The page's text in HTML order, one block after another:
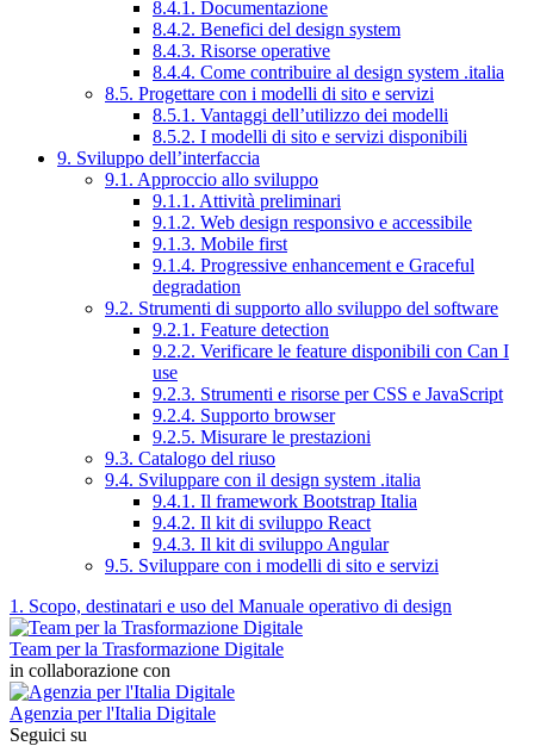
8.4.1. Documentazione
8.4.2. Benefici del design system
8.4.3. Risorse operative
8.4.4. Come contribuire al design system .italia
8.5. Progettare con i modelli di sito e servizi
8.5.1. Vantaggi dell’utilizzo dei modelli
8.5.2. I modelli di sito e servizi disponibili
9. Sviluppo dell’interfaccia
9.1. Approccio allo sviluppo
9.1.1. Attività preliminari
9.1.2. Web design responsivo e accessibile
9.1.3. Mobile first
9.1.4. Progressive enhancement e Graceful
degradation
9.2. Strumenti di supporto allo sviluppo del software
9.2.1. Feature detection
9.2.2. Verificare le feature disponibili con Can I
use
9.2.3. Strumenti e risorse per CSS e JavaScript
9.2.4. Supporto browser
9.2.5. Misurare le prestazioni
9.3. Catalogo del riuso
9.4. Sviluppare con il design system .italia
9.4.1. Il framework Bootstrap Italia
9.4.2. Il kit di sviluppo React
9.4.3. Il kit di sviluppo Angular
9.5. Sviluppare con i modelli di sito e servizi
1. Scopo, destinatari e uso del Manuale operativo di design
Team per la Trasformazione Digitale
in collaborazione con
Agenzia per l'Italia Digitale
Seguici su